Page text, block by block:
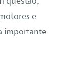
e
importante